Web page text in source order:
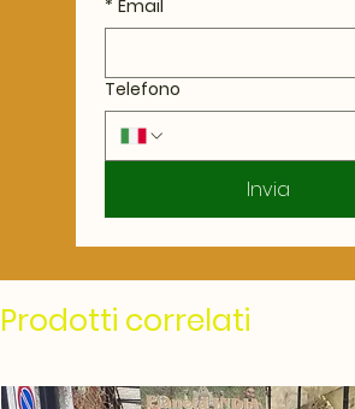
* Email
Telefono
Invia
Prodotti correlati